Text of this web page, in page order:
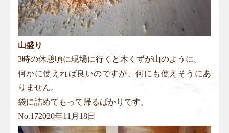
山盛り
3時の休憩頃に現場に行くと木くずが山のように。
何かに使えれば良いのですが、何にも使えそうにあ
りません。
袋に詰めてもって帰るばかりです。
No.172020年11月18日